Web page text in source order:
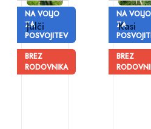
NA VOLJO
ZA
POSVOJITEV
BREZ
RODOVNIKA
Julči
NA VOLJO
ZA
BREZ
Kasi